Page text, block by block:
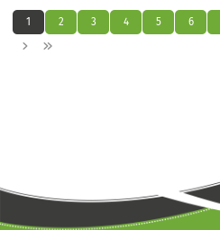
1 2 3 4 5 6